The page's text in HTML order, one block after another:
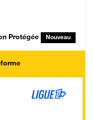
Protégée Nouveau